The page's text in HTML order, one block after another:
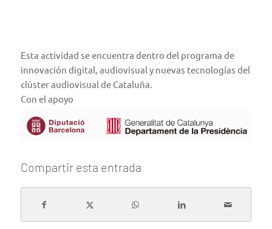
Esta actividad se encuentra dentro del programa de
innovación digital, audiovisual y nuevas tecnologías del
clúster audiovisual de Cataluña.
Con el apoyo
Compartir esta entrada